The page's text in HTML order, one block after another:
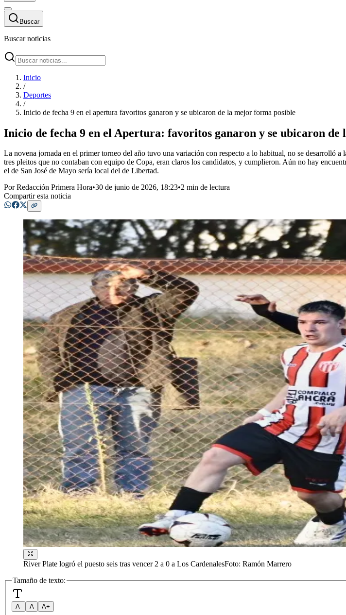
Buscar
Buscar noticias
Inicio
/
Deportes
/
Inicio de fecha 9 en el apertura favoritos ganaron y se ubicaron de la mejor forma posible
Inicio de fecha 9 en el Apertura: favoritos ganaron y se ubicaron
La novena jornada en el primer torneo del año tuvo una variación con respecto a lo habitual, no se desarrolló
tres pleitos que no contaban con equipo de Copa, eran claros los candidatos, y cumplieron. Aún no hay
el de San José de Mayo sería local del de Libertad.
PorRedacción Primera Hora•30 de junio de 2026, 18:23•2 min de lectura
Compartir esta noticia
River Plate logró el puesto seis tras vencer 2 a 0 a Los CardenalesFoto: Ramón Marrero
Tamaño de texto:
A- A A+